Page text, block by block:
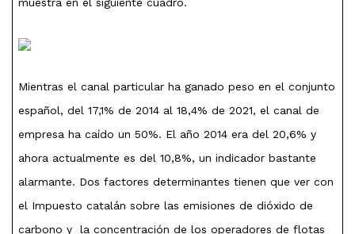
Mientras el canal particular ha ganado peso en el conjunto
español, del 17,1% de 2014 al 18,4% de 2021, el canal de
empresa ha caído un 50%. El año 2014 era del 20,6% y
ahora actualmente es del 10,8%, un indicador bastante
alarmante. Dos factores determinantes tienen que ver con
el Impuesto catalán sobre las emisiones de dióxido de
carbono y la concentración de los operadores de flotas